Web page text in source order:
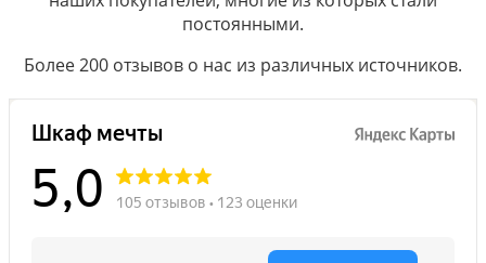
постоянными.
Более 200 отзывов о нас из различных источников.